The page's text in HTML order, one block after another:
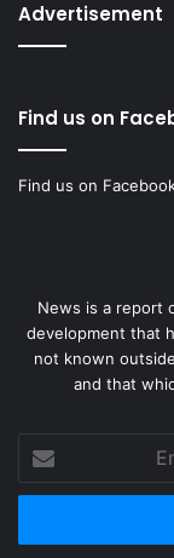
Advertisement
Find us on
Find us on
News is a report
development that
not known
and that
your
Email